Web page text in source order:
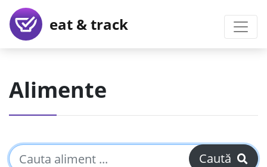
eat & track
Alimente
Caută